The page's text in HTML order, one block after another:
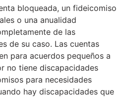
bloqueada, un fideicomiso
o una anualidad
de las
de su caso. Las cuentas
para acuerdos pequeños a
no tiene discapacidades
para necesidades
hay discapacidades que